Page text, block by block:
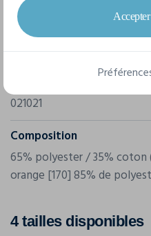
Marque
Clique
021021
Composition
65% polyester / 35%
orange [170] 85% de
4 tailles disponibles